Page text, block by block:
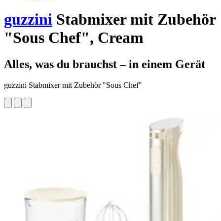
guzzini Stabmixer mit Zubehör
"Sous Chef", Cream
Alles, was du brauchst – in einem Gerät
guzzini Stabmixer mit Zubehör "Sous Chef"